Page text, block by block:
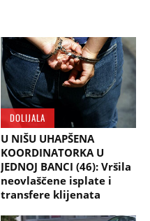
DOLIJALA
U NIŠU UHAPŠENA
KOORDINATORKA U
JEDNOJ BANCI (46): Vršila
neovlaščene isplate i
transfere klijenata